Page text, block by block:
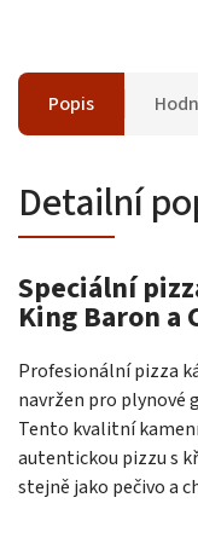
Popis
Detailní
Speciální
King Baron a
Profesionální pizza
navržen pro plynové
Tento kvalitní
autentickou pizzu s
stejně jako pečivo a